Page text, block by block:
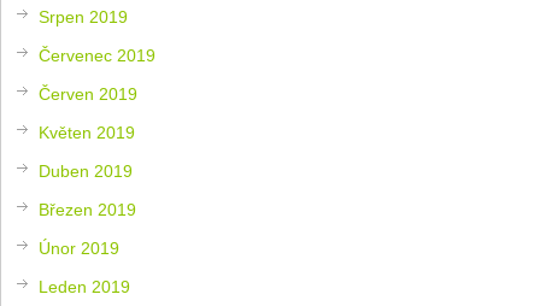
Srpen 2019
Červenec 2019
Červen 2019
Květen 2019
Duben 2019
Březen 2019
Únor 2019
Leden 2019